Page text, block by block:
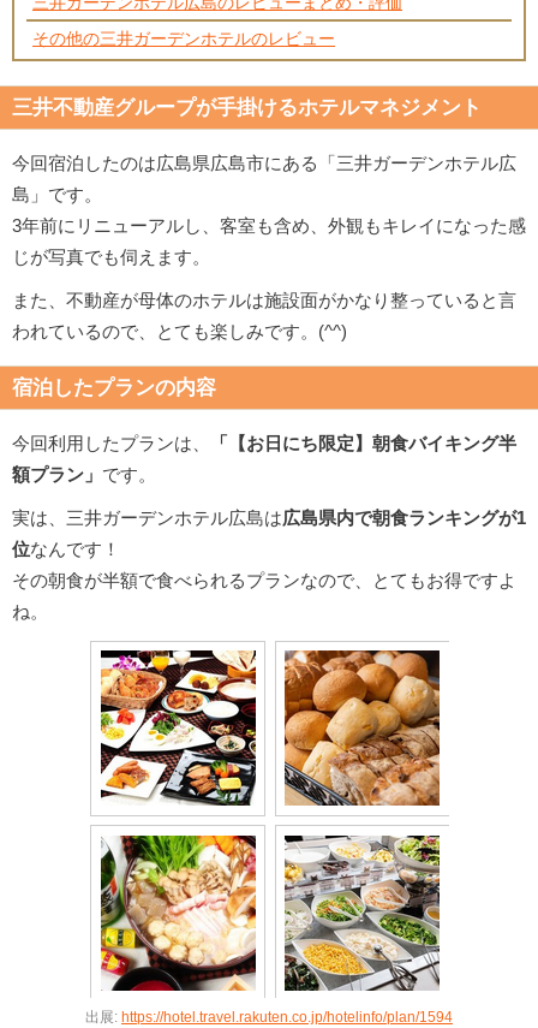
その他の三井ガーデンホテルのレビュー
三井不動産グループが手掛けるホテルマネジメント
今回宿泊したのは広島県広島市にある「三井ガーデンホテル広
島」です。
3年前にリニューアルし、客室も含め、外観もキレイになった感
じが写真でも伺えます。
また、不動産が母体のホテルは施設面がかなり整っていると言
われているので、とても楽しみです。(^^)
宿泊したプランの内容
今回利用したプランは、
「【お日にち限定】朝食バイキング半
額プラン」 です。
実は、三井ガーデンホテル広島は広島県内で朝食ランキングが1
位なんです！
その朝食が半額で食べられるプランなので、とてもお得ですよ
ね。
出展: https://hotel.travel.rakuten.co.jp/hotelinfo/plan/1594